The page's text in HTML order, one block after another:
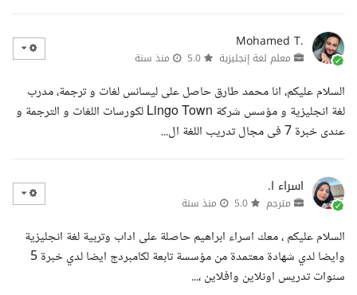
Mohamed T.
معلم لغة إنجليزية منذ سنة
السلام عليكم، انا محمد طارق حاصل على ليسانس لغات و ترجمة، مدرب
لغة انجليزية و مؤسس شركة Lingo Town لكورسات اللغات و الترجمة و
عندى خبرة 7 فى مجال تدريب اللغة ال...
اسراء ا.
مترجم منذ سنة
السلام عليكم ، معك اسراء ابراهيم حاصلة على اداب وتربية لغة انجليزية
وايضا لدي شهادة معتمدة من مؤسسة تابعة لكامبردج ايضا لدي خبرة 5
سنوات تدريس اونلاين وافلاين ،...